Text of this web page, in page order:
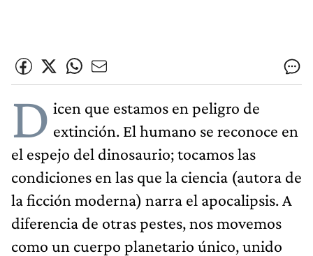
D icen que estamos en peligro de
extinción. El humano se reconoce en
el espejo del dinosaurio; tocamos las
condiciones en las que la ciencia (autora de
la ficción moderna) narra el apocalipsis. A
diferencia de otras pestes, nos movemos
como un cuerpo planetario único, unido